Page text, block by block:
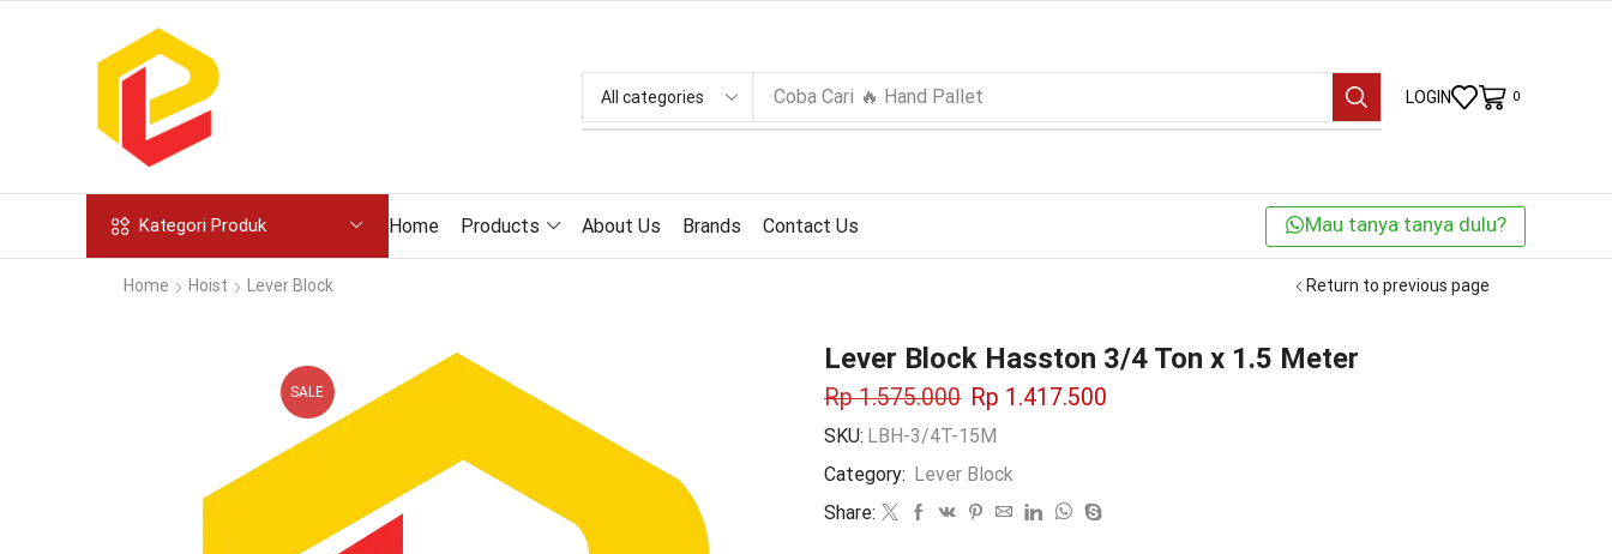
Coba Cari 🔥 Hand Pallet LOGIN 0
Kategori Produk Home Products About Us Brands Contact Us Mau tanya tanya dulu?
Home Hoist Lever Block Return to previous page
SALE
Lever Block Hasston 3/4 Ton x 1.5 Meter
Rp1.575.000 Rp 1.417.500
SKU: LBH-3/4T-15M
Category: Lever Block
Share: